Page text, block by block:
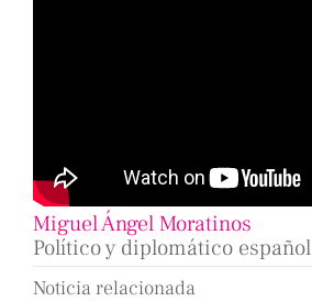
Miguel Ángel Moratinos
Político y diplomático español
Noticia relacionada